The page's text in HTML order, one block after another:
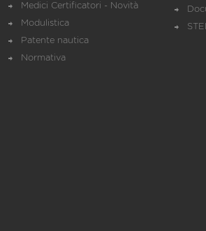
Medici Certificatori - Novità
Modulistica
Patente nautica
Normativa